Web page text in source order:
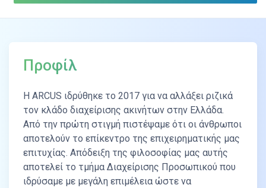
Προφίλ
Η ARCUS ιδρύθηκε το 2017 για να αλλάξει ριζικά
τον κλάδο διαχείρισης ακινήτων στην Ελλάδα.
Από την πρώτη στιγμή πιστέψαμε ότι οι άνθρωποι
αποτελούν το επίκεντρο της επιχειρηματικής μας
επιτυχίας. Απόδειξη της φιλοσοφίας μας αυτής
αποτελεί το τμήμα Διαχείρισης Προσωπικού που
ιδρύσαμε με μεγάλη επιμέλεια ώστε να